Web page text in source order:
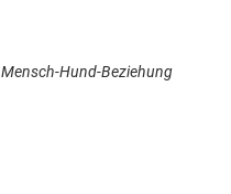
Mensch-Hund-Beziehung